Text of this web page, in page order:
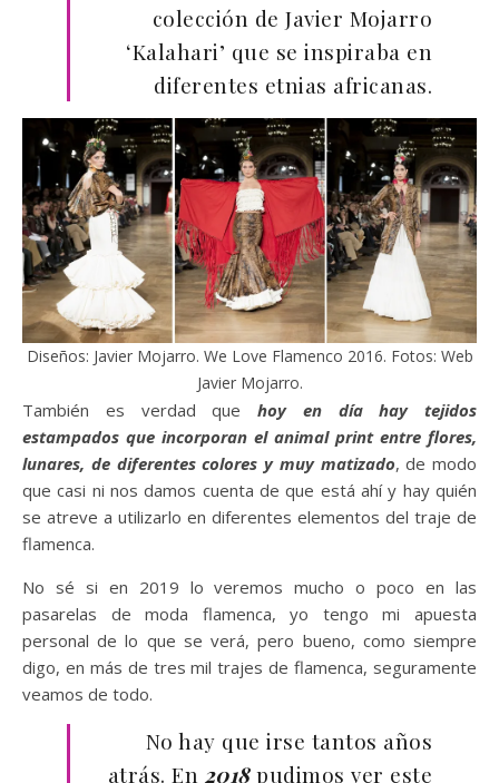
colección de Javier Mojarro
‘Kalahari’ que se inspiraba en
diferentes etnias africanas.
Diseños: Javier Mojarro. We Love Flamenco 2016. Fotos: Web
Javier Mojarro.
También es verdad que hoy en día hay tejidos
estampados que incorporan el animal print entre flores,
lunares, de diferentes colores y muy matizado, de modo
que casi ni nos damos cuenta de que está ahí y hay quién
se atreve a utilizarlo en diferentes elementos del traje de
flamenca.
No sé si en 2019 lo veremos mucho o poco en las
pasarelas de moda flamenca, yo tengo mi apuesta
personal de lo que se verá, pero bueno, como siempre
digo, en más de tres mil trajes de flamenca, seguramente
veamos de todo.
No hay que irse tantos años
atrás. En 2018pudimos ver este